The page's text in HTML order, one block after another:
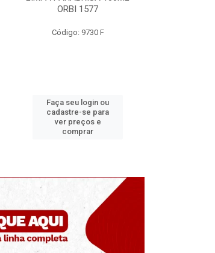
ORBI 246
Código: 9730 E
Faça seu login ou
cadastre-se para
ver preços e
comprar